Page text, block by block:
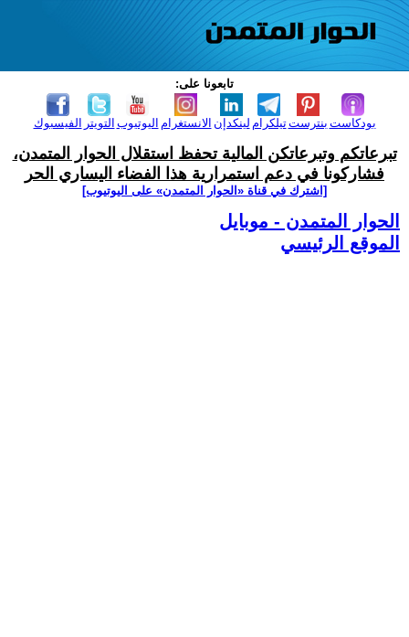
تابعونا على:
الفيسبوك التويتر اليوتيوب الانستغرام لينكدإن تيلكرامبنترست بودكاست
تبرعاتكم وتبرعاتكن المالية تحفظ استقلال الحوار المتمدن،
فشاركونا في دعم استمرارية هذا الفضاء اليساري الحر
[اشترك في قناة ‫«الحوار المتمدن» على اليوتيوب]
الحوار المتمدن - موبايل
الموقع الرئيسي